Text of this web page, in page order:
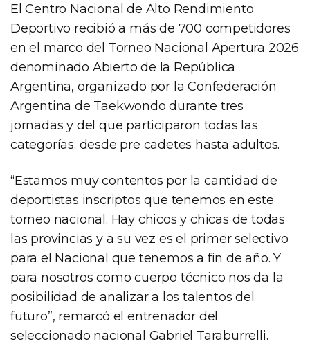
El Centro Nacional de Alto Rendimiento
Deportivo recibió a más de 700 competidores
en el marco del Torneo Nacional Apertura 2026
denominado Abierto de la República
Argentina, organizado por la Confederación
Argentina de Taekwondo durante tres
jornadas y del que participaron todas las
categorías: desde pre cadetes hasta adultos.
“Estamos muy contentos por la cantidad de
deportistas inscriptos que tenemos en este
torneo nacional. Hay chicos y chicas de todas
las provincias y a su vez es el primer selectivo
para el Nacional que tenemos a fin de año. Y
para nosotros como cuerpo técnico nos da la
posibilidad de analizar a los talentos del
futuro”, remarcó el entrenador del
seleccionado nacional Gabriel Taraburrelli.